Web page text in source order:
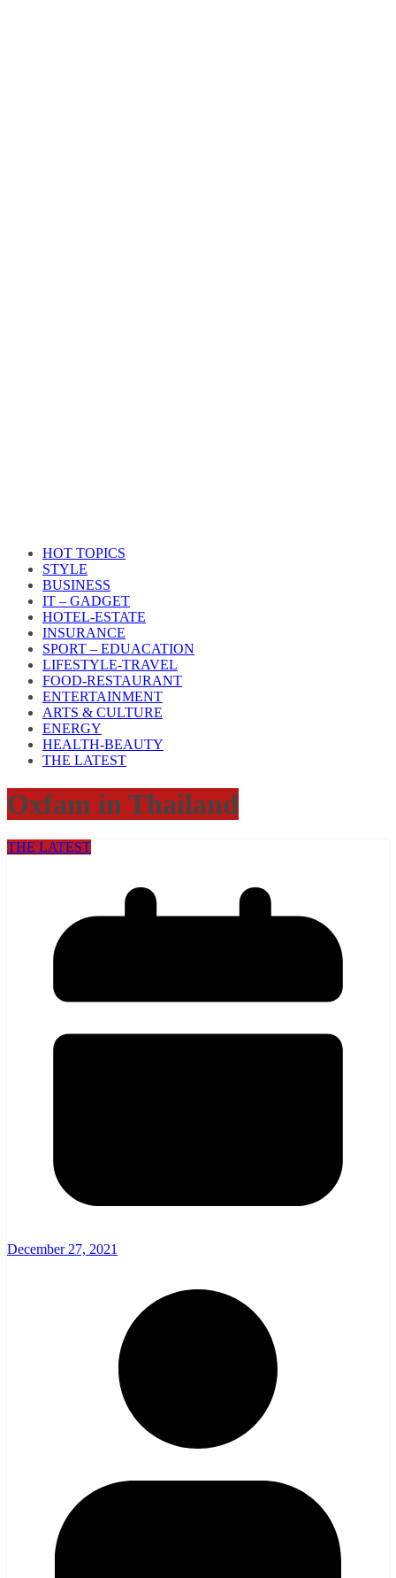
HOT TOPICS
STYLE
BUSINESS
IT – GADGET
HOTEL-ESTATE
INSURANCE
SPORT – EDUACATION
LIFESTYLE​-TRAVEL​
FOOD-RESTAURANT
ENTERTAINMENT
ARTS & CULTURE
ENERGY
HEALTH​-BEAUTY
THE LATEST
Oxfam in Thailand
THE LATEST
December 27, 2021